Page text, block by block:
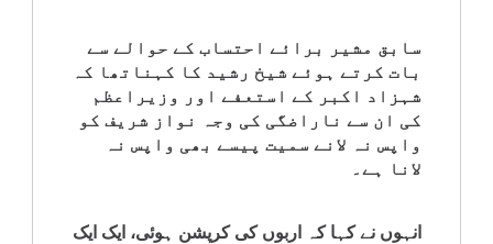
سابق مشیر برائے احتساب کے حوالے سے
بات کرتے ہوئے شیخ رشید کا کہناتھا کہ
شہزاد اکبر کے استعفے اور وزیراعظم
کی ان سے ناراضگی کی وجہ نواز شریف کو
واپس نہ لانے سمیت پیسے بھی واپس نہ
لانا ہے۔
انہوں نے کہا کہ اربوں کی کرپشن ہوئی، ایک ایک